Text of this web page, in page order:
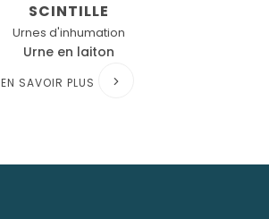
SCINTILLE
Urnes d'inhumation
Urne en laiton
EN SAVOIR PLUS